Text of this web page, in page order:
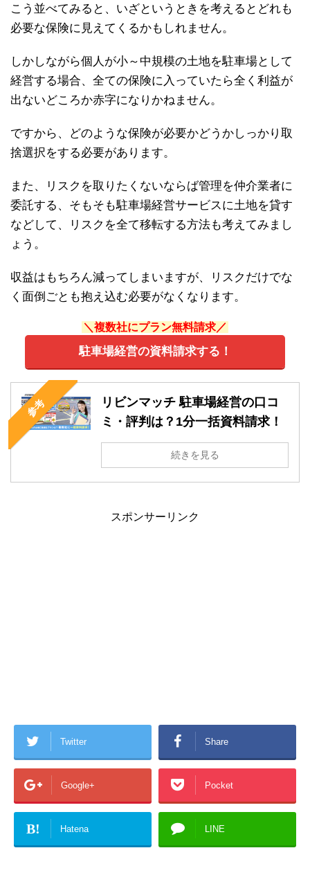
こう並べてみると、いざというときを考えるとどれも
必要な保険に見えてくるかもしれません。
しかしながら個人が小～中規模の土地を駐車場として
経営する場合、全ての保険に入っていたら全く利益が
出ないどころか赤字になりかねません。
ですから、どのような保険が必要かどうかしっかり取
捨選択をする必要があります。
また、リスクを取りたくないならば管理を仲介業者に
委託する、そもそも駐車場経営サービスに土地を貸す
などして、リスクを全て移転する方法も考えてみまし
ょう。
収益はもちろん減ってしまいますが、リスクだけでな
く面倒ごとも抱え込む必要がなくなります。
＼複数社にプラン無料請求／
駐車場経営の資料請求する！
参考
リビンマッチ 駐車場経営の口コ
ミ・評判は？1分一括資料請求！
続きを見る
スポンサーリンク
Twitter Share
Google+ Pocket
B! Hatena LINE